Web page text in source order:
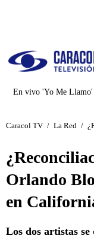
En vivo 'Yo Me Llamo'
Caracol TV / La Red /
Orlando
en
Los dos artistas